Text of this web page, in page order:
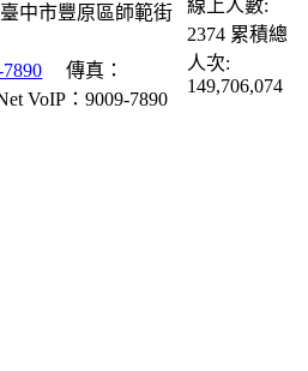
中市豐原區師範街
傳真：
VoIP：9009-7890
線上人數:
2374 累積總
人次:
149,706,074